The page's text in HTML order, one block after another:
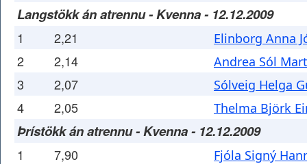
Langstökk án atrennu - Kvenna - 12.12.2009
1 2,21 Elinborg Anna
2 2,14 Andrea Sól
3 2,07 Sólveig Helga
4 2,05 Thelma Björk
Þrístökk án atrennu - Kvenna - 12.12.2009
1 7,90 Fjóla Signý